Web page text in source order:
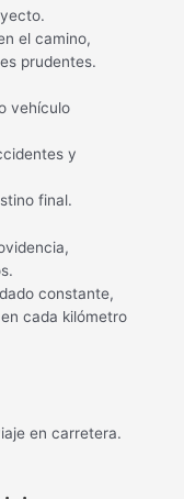
el camino,
prudentes.
vehículo
y
final.
constante,
cada kilómetro
en carretera.